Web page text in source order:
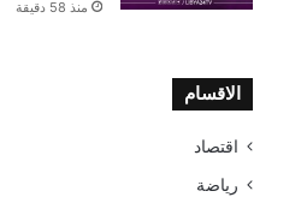
منذ 58 دقيقة
الاقسام
اقتصاد
رياضة